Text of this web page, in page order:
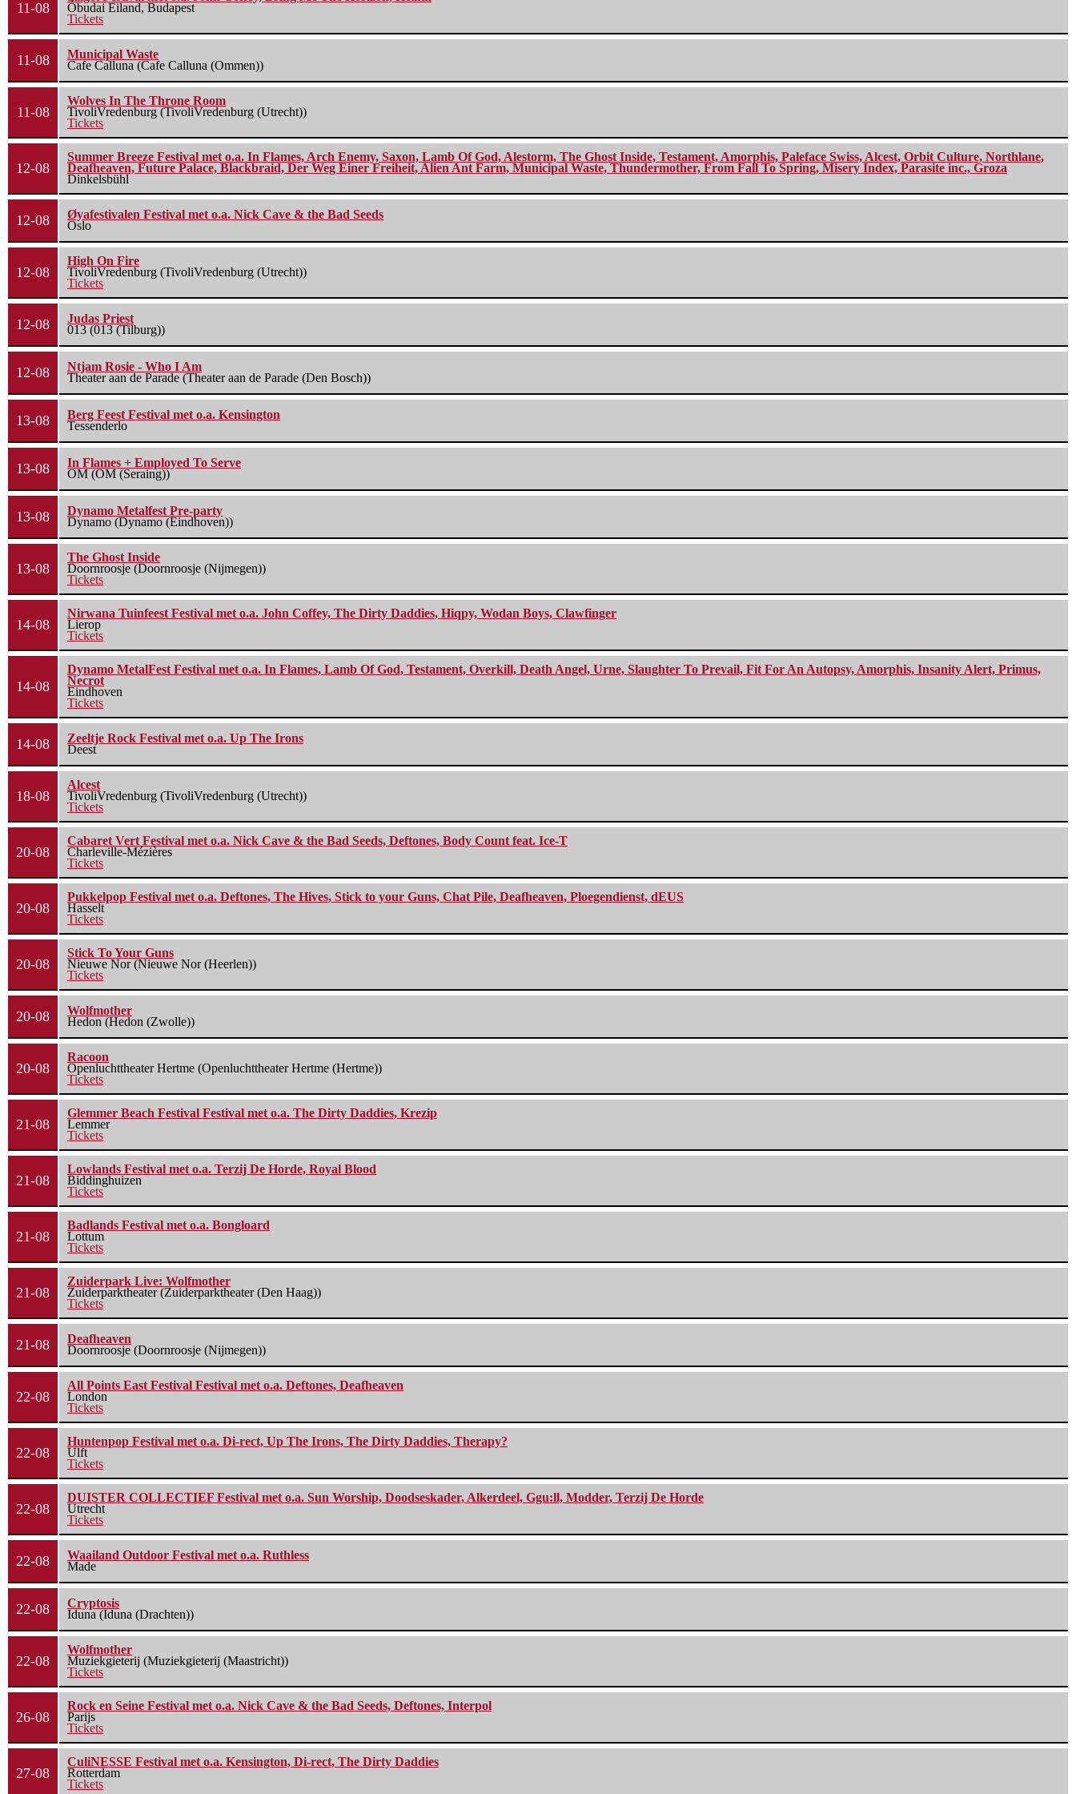
11-08
Óbudai Eiland, Budapest
Tickets
11-08
Municipal Waste
Cafe Calluna (Cafe Calluna (Ommen))
11-08
Wolves In The Throne Room
TivoliVredenburg (TivoliVredenburg (Utrecht))
Tickets
12-08
Summer Breeze Festival met o.a. In Flames, Arch Enemy, Saxon, Lamb Of God, Alestorm, The Ghost Inside, Testament, Amorphis, Paleface Swiss, Alcest, Orbit Culture, Northlane,
Deafheaven, Future Palace, Blackbraid, Der Weg Einer Freiheit, Alien Ant Farm, Municipal Waste, Thundermother, From Fall To Spring, Misery Index, Parasite inc., Groza
Dinkelsbühl
12-08
Øyafestivalen Festival met o.a. Nick Cave & the Bad Seeds
Oslo
12-08
High On Fire
TivoliVredenburg (TivoliVredenburg (Utrecht))
Tickets
12-08
Judas Priest
013 (013 (Tilburg))
12-08
Ntjam Rosie - Who I Am
Theater aan de Parade (Theater aan de Parade (Den Bosch))
13-08
Berg Feest Festival met o.a. Kensington
Tessenderlo
13-08
In Flames + Employed To Serve
OM (OM (Seraing))
13-08
Dynamo Metalfest Pre-party
Dynamo (Dynamo (Eindhoven))
13-08
The Ghost Inside
Doornroosje (Doornroosje (Nijmegen))
Tickets
14-08
Nirwana Tuinfeest Festival met o.a. John Coffey, The Dirty Daddies, Hiqpy, Wodan Boys, Clawfinger
Lierop
Tickets
14-08
Dynamo MetalFest Festival met o.a. In Flames, Lamb Of God, Testament, Overkill, Death Angel, Urne, Slaughter To Prevail, Fit For An Autopsy, Amorphis, Insanity Alert, Primus,
Necrot
Eindhoven
Tickets
14-08
Zeeltje Rock Festival met o.a. Up The Irons
Deest
18-08
Alcest
TivoliVredenburg (TivoliVredenburg (Utrecht))
Tickets
20-08
Cabaret Vert Festival met o.a. Nick Cave & the Bad Seeds, Deftones, Body Count feat. Ice-T
Charleville-Mézières
Tickets
20-08
Pukkelpop Festival met o.a. Deftones, The Hives, Stick to your Guns, Chat Pile, Deafheaven, Ploegendienst, dEUS
Hasselt
Tickets
20-08
Stick To Your Guns
Nieuwe Nor (Nieuwe Nor (Heerlen))
Tickets
20-08
Wolfmother
Hedon (Hedon (Zwolle))
20-08
Racoon
Openluchttheater Hertme (Openluchttheater Hertme (Hertme))
Tickets
21-08
Glemmer Beach Festival Festival met o.a. The Dirty Daddies, Krezip
Lemmer
Tickets
21-08
Lowlands Festival met o.a. Terzij De Horde, Royal Blood
Biddinghuizen
Tickets
21-08
Badlands Festival met o.a. Bongloard
Lottum
Tickets
21-08
Zuiderpark Live: Wolfmother
Zuiderparktheater (Zuiderparktheater (Den Haag))
Tickets
21-08
Deafheaven
Doornroosje (Doornroosje (Nijmegen))
22-08
All Points East Festival Festival met o.a. Deftones, Deafheaven
London
Tickets
22-08
Huntenpop Festival met o.a. Di-rect, Up The Irons, The Dirty Daddies, Therapy?
Ulft
Tickets
22-08
DUISTER COLLECTIEF Festival met o.a. Sun Worship, Doodseskader, Alkerdeel, Ggu:ll, Modder, Terzij De Horde
Utrecht
Tickets
22-08
Waailand Outdoor Festival met o.a. Ruthless
Made
22-08
Cryptosis
Iduna (Iduna (Drachten))
22-08
Wolfmother
Muziekgieterij (Muziekgieterij (Maastricht))
Tickets
26-08
Rock en Seine Festival met o.a. Nick Cave & the Bad Seeds, Deftones, Interpol
Parijs
Tickets
27-08
CuliNESSE Festival met o.a. Kensington, Di-rect, The Dirty Daddies
Rotterdam
Tickets